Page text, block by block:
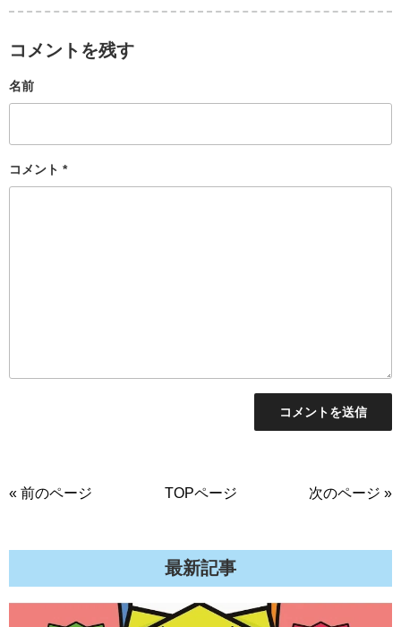
コメントを残す
コメント *
名前
« 前のページ TOPページ 次のページ »
最新記事